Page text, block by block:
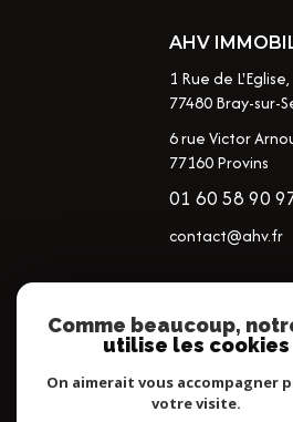
AHV
1 Rue de L'Eglise,
77480Bray-sur-
6 rue Victor
77160 Provins
01 60 58 90
contact@ahv.fr
NOS
NOUS
Comme beaucoup,
utilise les cookies
On aimerait vous accompagner
votre visite.